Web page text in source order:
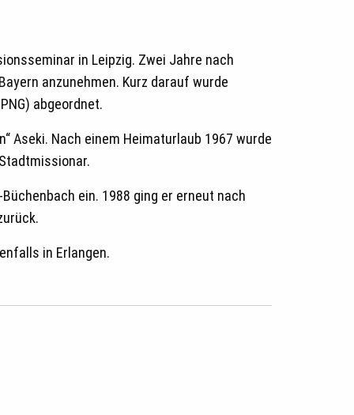
in Leipzig. Zwei Jahre nach
anzunehmen. Kurz darauf wurde
abgeordnet.
Aseki. Nach einem Heimaturlaub 1967 wurde
ein. 1988 ging er erneut nach
in Erlangen.